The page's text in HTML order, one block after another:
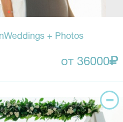
+ Photos
от 36000